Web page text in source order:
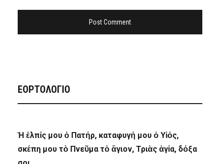
ΕΟΡΤΟΛΟΓΙΟ
Ἡ ἐλπίς μου ὁ Πατήρ, καταφυγή μου ὁ Υἱός,
σκέπη μου τὸ Πνεῦμα τὸ ἅγιον, Τριὰς ἁγία, δόξα